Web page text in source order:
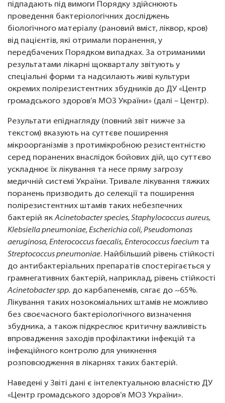
підпадають під вимоги Порядку здійснюють
проведення бактеріологічних досліджень
біологічного матеріалу (рановий вміст, ліквор, кров)
від пацієнтів, які отримали поранення, у
передбачених Порядком випадках. За отриманими
результатами лікарні щокварталу звітують у
спеціальні форми та надсилають живі культури
окремих полірезистентних збудників до ДУ «Центр
громадського здоров’я МОЗ України» (далі – Центр).
Результати епіднагляду (повний звіт нижче за
текстом) вказують на суттєве поширення
мікроорганізмів з протимікробною резистентністю
серед поранених внаслідок бойових дій, що суттєво
ускладнює їх лікування та несе пряму загрозу
медичній системі України. Тривале лікування тяжких
поранень призводить до селекції та поширення
полірезистентних штамів таких небезпечних
бактерій якAcinetobacter species, Staphylococcus aureus,
Klebsiella pneumoniae, Escherichia coli, Pseudomonas
aeruginosa, Enterococcus faecalis, Enterococcus faecium та
Streptococcus pneumoniae. Найбільший рівень стійкості
до антибактеріальних препаратів спостерігається у
грамнегативних бактерій, наприклад, рівень стійкості
Acinetobacter spp. до карбапенемів, сягає до ~65%.
Лікування таких нозокоміальних штамів не можливо
без своєчасного бактеріологічного визначення
збудника, а також підкреслює критичну важливість
впровадження заходів профілактики інфекцій та
інфекційного контролю для уникнення
розповсюдження в лікарнях таких бактерій.
Наведені у Звіті дані є інтелектуальною власністю ДУ
«Центр громадського здоров’я МОЗ України».